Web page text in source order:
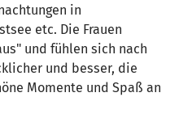
in
etc. Die Frauen
und fühlen sich nach
und besser, die
Momente und Spaß an